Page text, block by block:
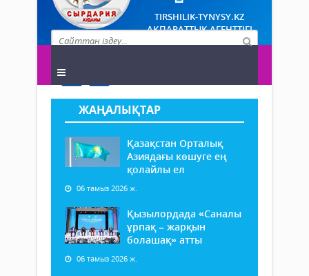
TIRSHILIK-TYNYSY.KZ
АҚПАРАТТЫҚ АГЕНТТІГІ
ЖАҢАЛЫҚТАР
Қазақстан Орталық
Азиядағы көшуге ең
қолайлы ел
06 тамыз 2026 ж.
Қызылордада «Саналы
ұрпақ – жарқын
болашақ» атты
06 тамыз 2026 ж.